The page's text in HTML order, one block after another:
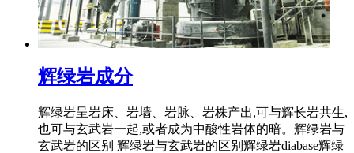
辉绿岩成分
辉绿岩呈岩床、岩墙、岩脉、岩株产出,可与辉长岩共生,
也可与玄武岩一起,或者成为中酸性岩体的暗。辉绿岩与
玄武岩的区别 辉绿岩与玄武岩的区别辉绿岩diabase辉绿